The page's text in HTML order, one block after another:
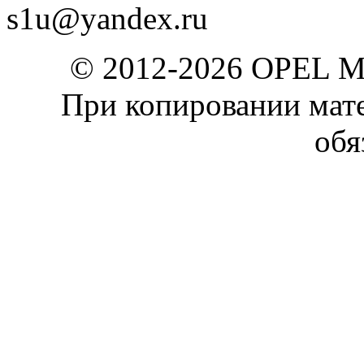
s1u@yandex.ru
© 2012-2026 OPEL
При копировании